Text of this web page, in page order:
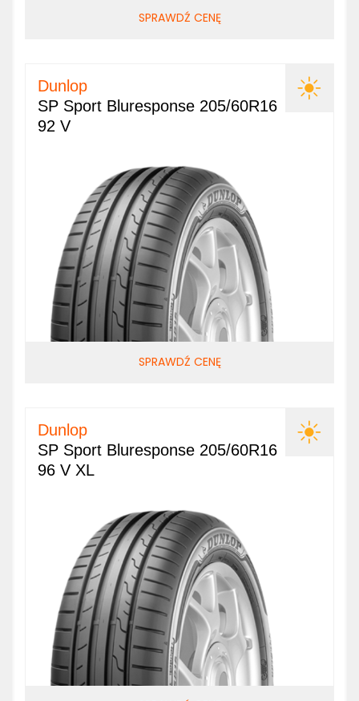
SPRAWDŹ CENĘ
Dunlop
SP Sport Bluresponse 205/60R16
92 V
SPRAWDŹ CENĘ
Dunlop
SP Sport Bluresponse 205/60R16
96 V XL